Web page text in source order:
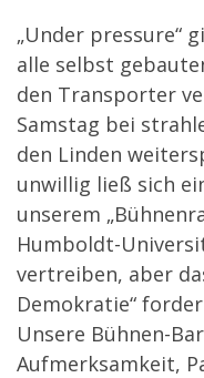
„Under pressure“
alle selbst
den Transporter
Samstag bei
den Linden
unwillig ließ sich
unserem
Humboldt-
vertreiben, aber
Demokratie“
Unsere Bühnen-
Aufmerksamkeit,